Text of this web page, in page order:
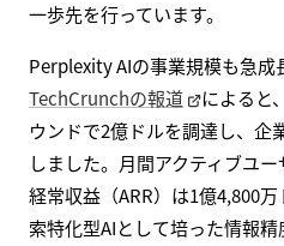
一歩先を行っています。
Perplexity AIの事業規模も急成
TechCrunchの報道
によると
ウンドで2億ドルを調達し、企
しました。月間アクティブユ
経常収益（ARR）は1億4,800
索特化型AIとして培った情報